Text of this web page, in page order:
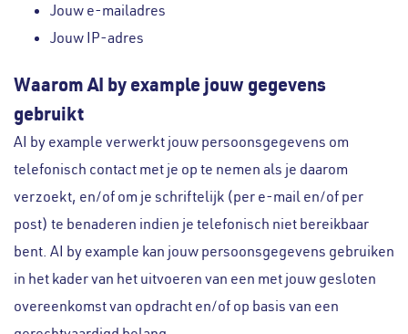
Jouw e-mailadres
Jouw IP-adres
Waarom AI by example jouw gegevens
gebruikt
AI by example verwerkt jouw persoonsgegevens om
telefonisch contact met je op te nemen als je daarom
verzoekt, en/of om je schriftelijk (per e-mail en/of per
post) te benaderen indien je telefonisch niet bereikbaar
bent. AI by example kan jouw persoonsgegevens gebruiken
in het kader van het uitvoeren van een met jouw gesloten
overeenkomst van opdracht en/of op basis van een